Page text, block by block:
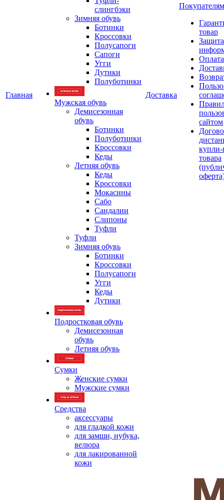
Главная
слингбэки
Зимняя обувь
Ботинки
Кроссовки
Полусапоги
Сапоги
Угги
Дутики
Полуботинки
Мужская обувь
Демисезонная
обувь
Ботинки
Полуботинки
Кроссовки
Кеды
Летняя обувь
Кеды
Кроссовки
Мокасины
Сабо
Сандалии
Слипоны
Туфли
Туфли
Зимняя обувь
Ботинки
Кроссовки
Полусапоги
Угги
Кеды
Дутики
Подростковая обувь
Демисезонная
обувь
Летняя обувь
Сумки
Женские сумки
Мужские сумки
Средства
аксессуары
для гладкой кожи
для замши, нубука,
велюра
для лакированной
кожи
Доставка
Покупателям
товар
Защита
Оплата
сайтом
товара